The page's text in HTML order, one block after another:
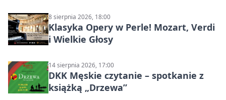
8 sierpnia 2026, 18:00
Klasyka Opery w Perle! Mozart, Verdi
i Wielkie Głosy
14 sierpnia 2026, 17:00
DKK Męskie czytanie – spotkanie z
książką „Drzewa”